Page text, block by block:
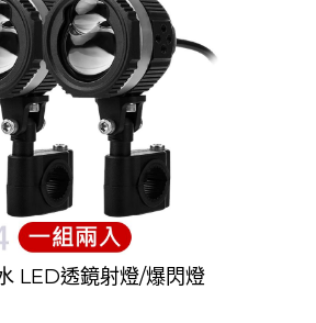
LED透鏡射燈/爆閃燈